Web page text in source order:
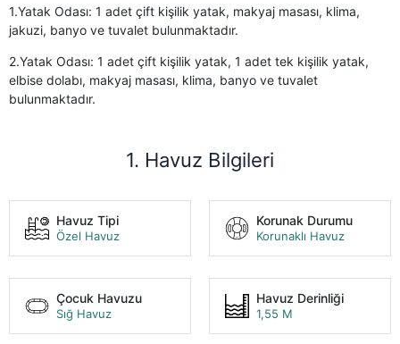
1.Yatak Odası: 1 adet çift kişilik yatak, makyaj masası, klima,
jakuzi, banyo ve tuvalet bulunmaktadır.
2.Yatak Odası: 1 adet çift kişilik yatak, 1 adet tek kişilik yatak,
elbise dolabı, makyaj masası, klima, banyo ve tuvalet
bulunmaktadır.
1. Havuz Bilgileri
Havuz Tipi
Özel Havuz
Korunak Durumu
Korunaklı Havuz
Çocuk Havuzu
Sığ Havuz
Havuz Derinliği
1,55 M